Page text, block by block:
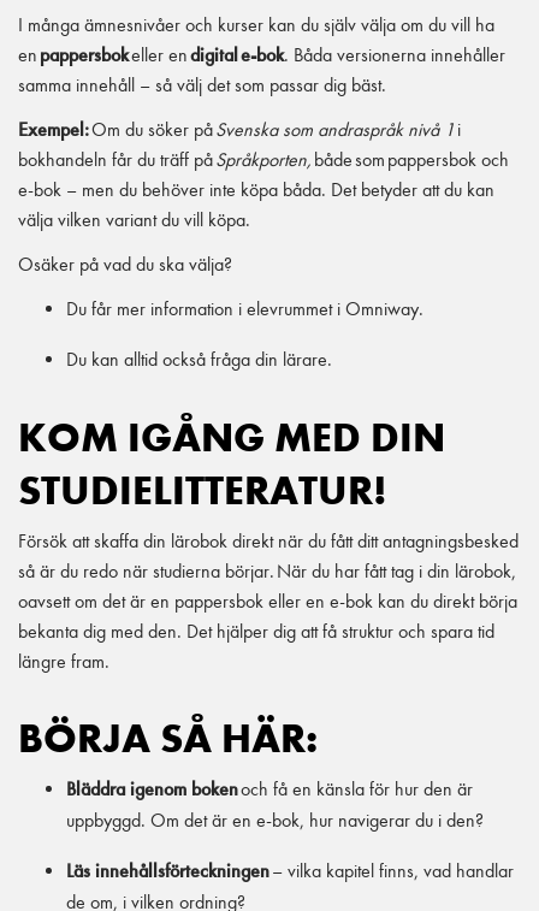
I många ämnesnivåer och kurser kan du själv välja om du vill ha
en pappersbokeller endigitale-bok. Båda versionerna innehåller
samma innehåll – så välj det som passar dig bäst.
Exempel:Om du söker påSvenska som andraspråk nivå 1 i
bokhandeln får du träff påSpråkporten, bådesom pappersbok och
e-bok – men du behöver inte köpa båda. Det betyder att du kan
välja vilken variant du vill köpa.
Osäker på vad du ska välja?
Du får mer information i elevrummet i Omniway.
Du kan alltid också fråga din lärare.
KOM IGÅNG MED DIN
STUDIELITTERATUR!
Försök att skaffa din lärobok direkt när du fått ditt antagningsbesked
så är du redo när studierna börjar. När du har fått tag i din lärobok,
oavsett om det är en pappersbok eller en e-bok kan du direkt börja
bekanta dig med den. Det hjälper dig att få struktur och spara tid
längre fram.
BÖRJA SÅ HÄR:
Bläddra igenom bokenoch få en känsla för hur den är
uppbyggd. Om det är en e-bok, hur navigerar du i den?
Läs innehållsförteckningen– vilka kapitel finns, vad handlar
de om, i vilken ordning?